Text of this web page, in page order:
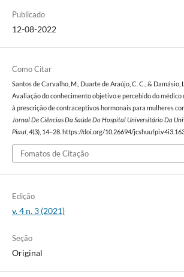
Publicado
12-08-2022
Como Citar
Santos de Carvalho, M., Duarte de Araújo, C. C., & Damásio,
Avaliação do conhecimento objetivo e percebido do médico
à prescrição de contraceptivos hormonais para mulheres
Jornal De Ciências Da Saúde Do Hospital Universitário Da
Piauí, 4(3), 14–28. https://doi.org/10.26694/
Fomatos de Citação
Edição
v. 4 n. 3 (2021)
Seção
Original